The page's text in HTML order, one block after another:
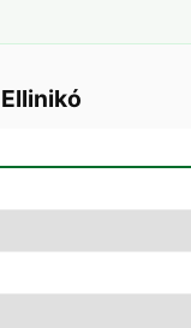
Ellinikó